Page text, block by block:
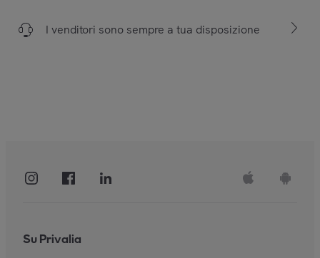
I venditori sono sempre a tua disposizione
Su Privalia